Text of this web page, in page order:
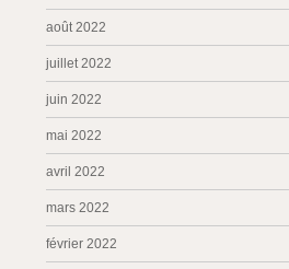
août 2022
juillet 2022
juin 2022
mai 2022
avril 2022
mars 2022
février 2022